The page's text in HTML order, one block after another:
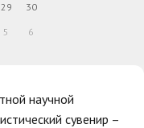
научной
сувенир –
29 30
5 6